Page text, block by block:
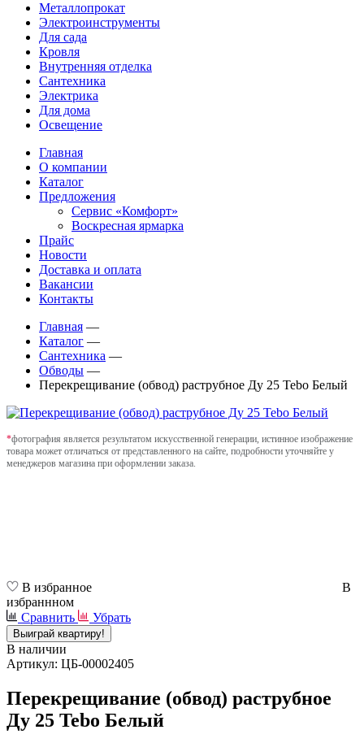
Металлопрокат
Электроинструменты
Для сада
Кровля
Внутренняя отделка
Сантехника
Электрика
Для дома
Освещение
Главная
О компании
Каталог
Предложения
Сервис «Комфорт»
Воскресная ярмарка
Прайс
Новости
Доставка и оплата
Вакансии
Контакты
Главная —
Каталог —
Сантехника —
Обводы —
Перекрещивание (обвод) раструбное Ду 25 Tebo Белый
*фотография является результатом искусственной генерации, истинное изображение
товара может отличаться от представленного на сайте, подробности уточняйте у
менеджеров магазина при оформлении заказа.
В избранное
В
избраннном
Сравнить
Убрать
Выиграй квартиру!
В наличии
Артикул: ЦБ-00002405
Перекрещивание (обвод) раструбное
Ду 25 Tebo Белый